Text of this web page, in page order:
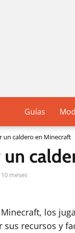
Guías
un caldero en Minecraft
un
meses
los
recursos y